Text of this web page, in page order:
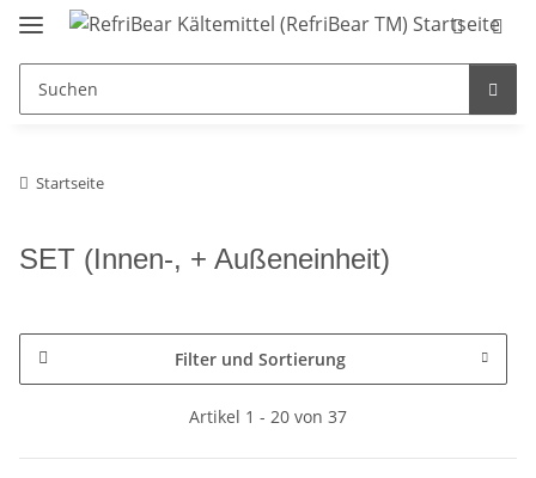
Startseite
SET (Innen-, + Außeneinheit)
Filter und Sortierung
Artikel 1 - 20 von 37